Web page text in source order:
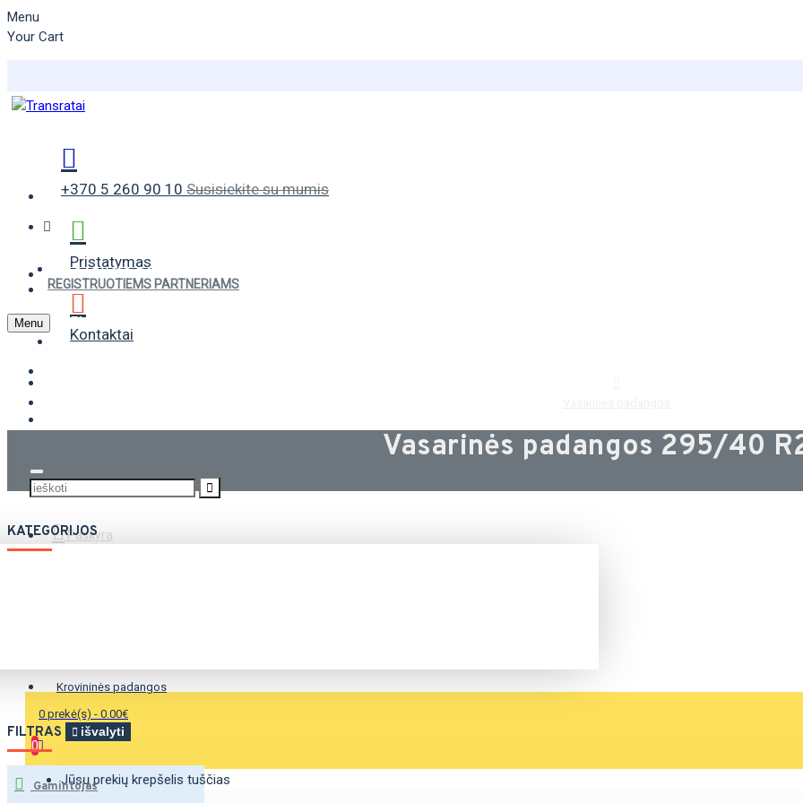
Menu
Your Cart
+370 5 260 90 10 Susisiekite su mumis
Pristatymas
Kontaktai
VASARINĖS PADANGOS
ŽIEMINĖS PADANGOS
Paskyra
0 prekė(s) - 0.00€
0
Jūsų prekių krepšelis tuščias
REGISTRUOTIEMS PARTNERIAMS
Menu
Vasarinės padangos 295/40
KATEGORIJOS
Krovininės padangos
FILTRAS išvalyti
Gamintojas